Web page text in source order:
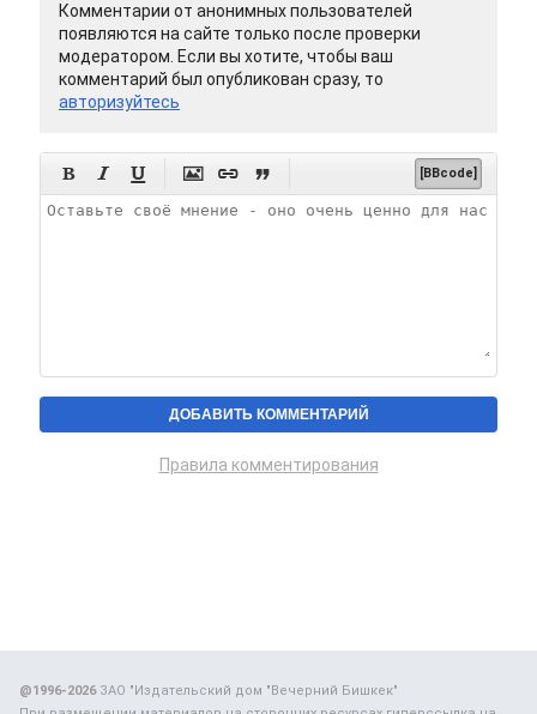
Комментарии от анонимных пользователей
появляются на сайте только после проверки
модератором. Если вы хотите, чтобы ваш
комментарий был опубликован сразу, то
авторизуйтесь
      [BBcode]
Правила комментирования
@1996-2026ЗАО "Издательский дом "Вечерний Бишкек"